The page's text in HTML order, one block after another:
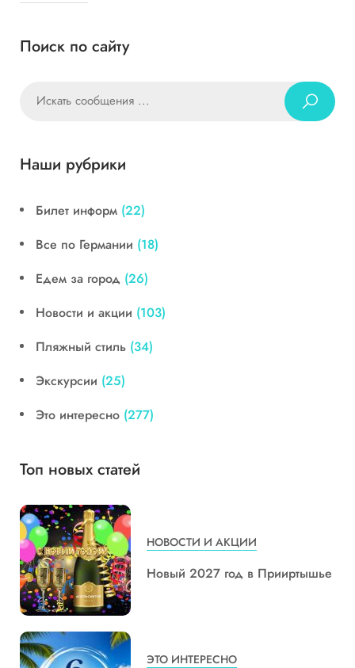
Поиск по сайту
Наши рубрики
Билет информ (22)
Все по Германии (18)
Едем за город (26)
Новости и акции (103)
Пляжный стиль (34)
Экскурсии (25)
Это интересно (277)
Топ новых статей
НОВОСТИ И АКЦИИ
Новый 2027 год в Прииртышье
ЭТО ИНТЕРЕСНО